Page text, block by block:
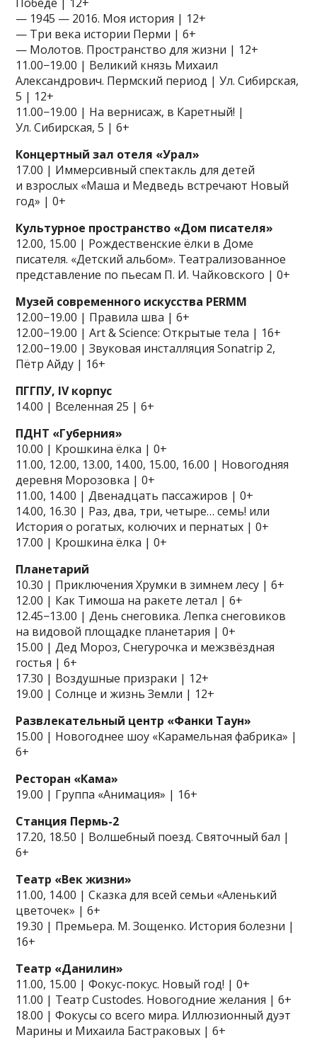
— 1945 — 2016. Моя история | 12+
— Три века истории Перми | 6+
— Молотов. Пространство для жизни | 12+
11.00−19.00 | Великий князь Михаил
Александрович. Пермский период | Ул. Сибирская,
5 | 12+
11.00−19.00 | На вернисаж, в Каретный! |
Ул. Сибирская, 5 | 6+
Концертный зал отеля «Урал»
17.00 | Иммерсивный спектакль для детей
и взрослых «Маша и Медведь встречают Новый
год» | 0+
Культурное пространство «Дом писателя»
12.00, 15.00 | Рождественские ёлки в Доме
писателя. «Детский альбом». Театрализованное
представление по пьесам П. И. Чайковского | 0+
Музей современного искусства PERMM
12.00−19.00 | Правила шва | 6+
12.00−19.00 | Art & Science: Открытые тела | 16+
12.00−19.00 | Звуковая инсталляция Sonatrip 2,
Пётр Айду | 16+
ПГГПУ, IV корпус
14.00 | Вселенная 25 | 6+
ПДНТ «Губерния»
10.00 | Крошкина ёлка | 0+
11.00, 12.00, 13.00, 14.00, 15.00, 16.00 | Новогодняя
деревня Морозовка | 0+
11.00, 14.00 | Двенадцать пассажиров | 0+
14.00, 16.30 | Раз, два, три, четыре… семь! или
История о рогатых, колючих и пернатых | 0+
17.00 | Крошкина ёлка | 0+
Планетарий
10.30 | Приключения Хрумки в зимнем лесу | 6+
12.00 | Как Тимоша на ракете летал | 6+
12.45−13.00 | День снеговика. Лепка снеговиков
на видовой площадке планетария | 0+
15.00 | Дед Мороз, Снегурочка и межзвёздная
гостья | 6+
17.30 | Воздушные призраки | 12+
19.00 | Солнце и жизнь Земли | 12+
Развлекательный центр «Фанки Таун»
15.00 | Новогоднее шоу «Карамельная фабрика» |
6+
Ресторан «Кама»
19.00 | Группа «Анимация» | 16+
Станция Пермь-2
17.20, 18.50 | Волшебный поезд. Святочный бал |
6+
Театр «Век жизни»
11.00, 14.00 | Сказка для всей семьи «Аленький
цветочек» | 6+
19.30 | Премьера. М. Зощенко. История болезни |
16+
Театр «Данилин»
11.00, 15.00 | Фокус-покус. Новый год! | 0+
11.00 | Театр Custodes. Новогодние желания | 6+
18.00 | Фокусы со всего мира. Иллюзионный дуэт
Марины и Михаила Бастраковых | 6+